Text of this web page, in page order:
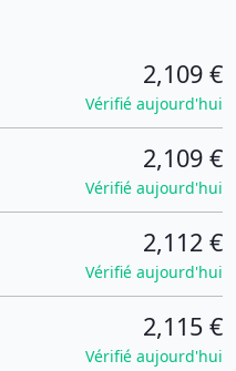
2,109 €
Vérifié aujourd'hui
2,109 €
Vérifié aujourd'hui
2,112 €
Vérifié aujourd'hui
2,115 €
Vérifié aujourd'hui